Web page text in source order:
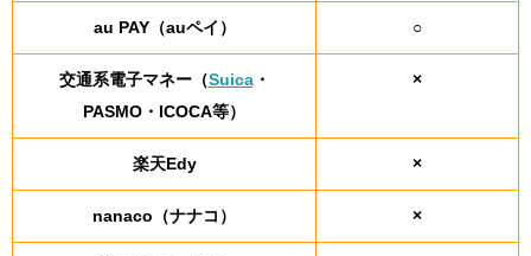
au PAY（auペイ） ○
交通系電子マネー（Suica・
PASMO・ICOCA等）
×
楽天Edy ×
nanaco（ナナコ） ×